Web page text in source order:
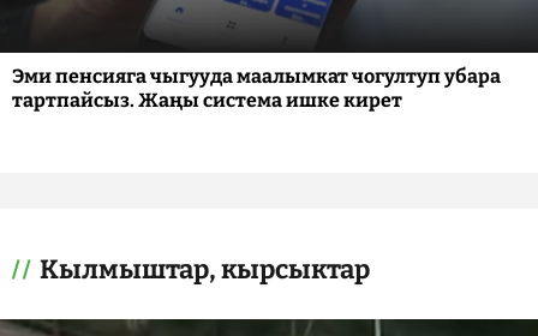
Эми пенсияга чыгууда маалымкат чогултуп убара
тартпайсыз. Жаңы система ишке кирет
Кылмыштар, кырсыктар